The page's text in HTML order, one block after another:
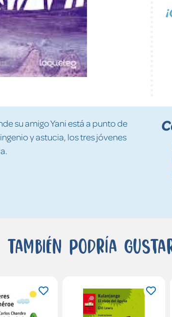
su amigo Yani está a punto de
y astucia, los tres jóvenes
También podría